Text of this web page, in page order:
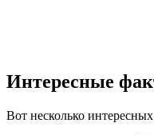
Интересные
Вот несколько